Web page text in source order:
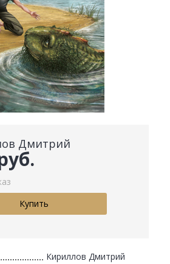
Дмитрий
Кириллов Дмитрий